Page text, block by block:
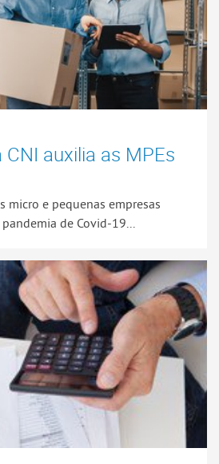
auxilia as MPEs
micro e pequenas empresas
de Covid-19...